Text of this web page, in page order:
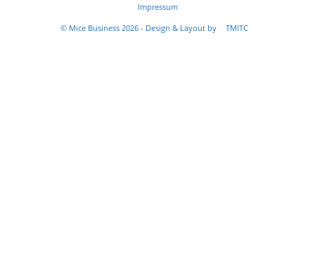
Impressum
© Mice Business 2026 - Design & Layout by
TMITC